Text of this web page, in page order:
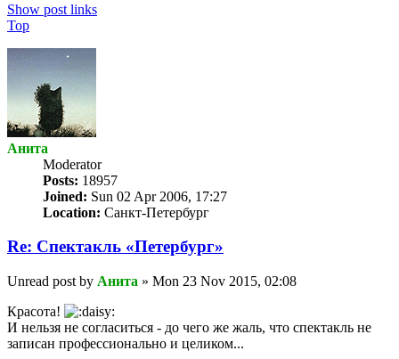
Show post links
Top
Анита
Мoderator
Posts: 18957
Joined: Sun 02 Apr 2006, 17:27
Location: Санкт-Петербург
Re: Спектакль «Петербург»
Unread post by Анита » Mon 23 Nov 2015, 02:08
Красота!
И нельзя не согласиться - до чего же жаль, что спектакль не
записан профессионально и целиком...